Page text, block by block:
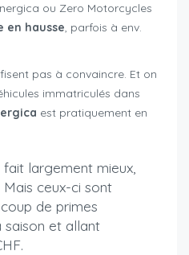
ou Zero Motorcycles
en hausse, parfois à env.
pas à convaincre. Et on
immatriculés dans
est pratiquement en
fait largement mieux,
Mais ceux-ci sont
de primes
saison et allant